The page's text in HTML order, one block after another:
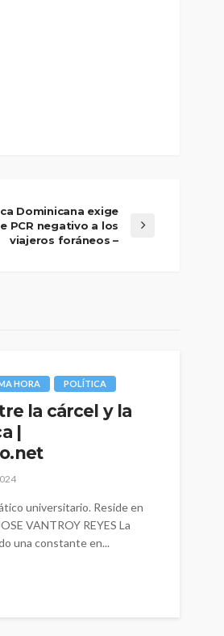
Dominicana exige
PCR negativo a los
viajeros foráneos –
HORA POLÍTICA
la cárcel y la
|
universitario. Reside en
VANTROY REYES La
una constante en...